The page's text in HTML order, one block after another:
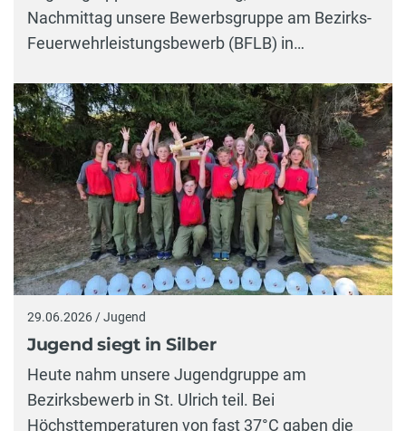
Nachmittag unsere Bewerbsgruppe am Bezirks-
Feuerwehrleistungsbewerb (BFLB) in…
29.06.2026 / Jugend
Jugend siegt in Silber
Heute nahm unsere Jugendgruppe am
Bezirksbewerb in St. Ulrich teil. Bei
Höchsttemperaturen von fast 37°C gaben die